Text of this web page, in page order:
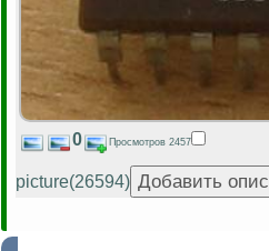
0 Просмотров 2457
picture(26594)